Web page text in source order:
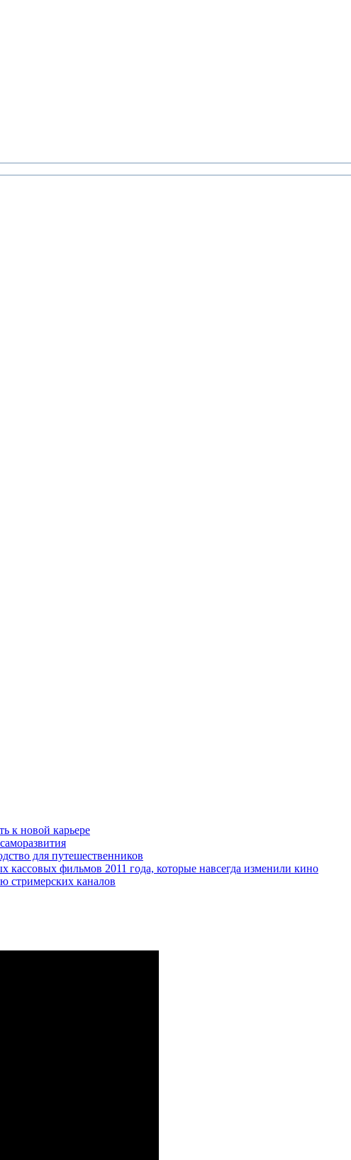
к новой карьере
для путешественников
кассовых фильмов 2011 года, которые навсегда изменили кино
стримерских каналов